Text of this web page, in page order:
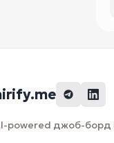
powered джоб-борд